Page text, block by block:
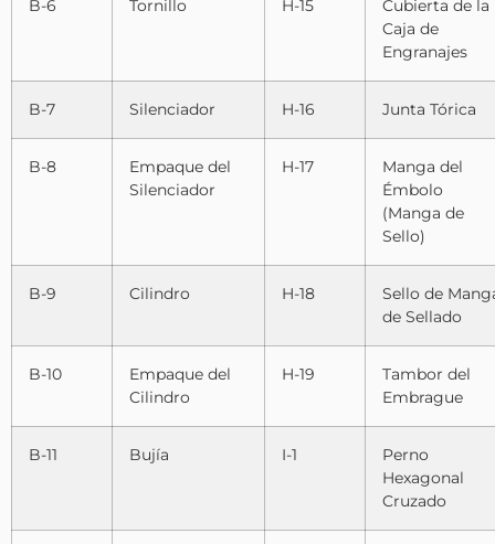
B-6 Tornillo H-15
Cubierta de la
Caja de
Engranajes
B-7 Silenciador H-16 Junta Tórica
B-8
Empaque del
Silenciador
H-17
Manga del
Émbolo
(Manga de
Sello)
B-9 Cilindro H-18
Sello de
de Sellado
B-10
Empaque del
Cilindro
H-19
Tambor del
Embrague
B-11 Bujía I-1
Perno
Hexagonal
Cruzado